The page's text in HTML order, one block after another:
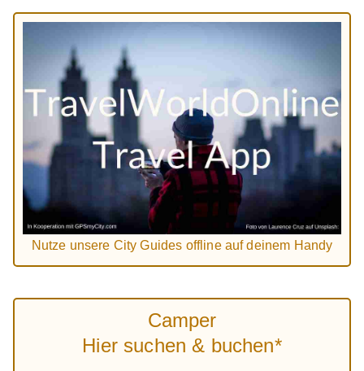
Nutze unsere City Guides offline auf deinem Handy
Camper
Hier suchen & buchen*